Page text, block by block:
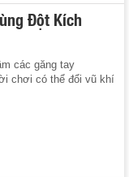
Đột Kích
các găng tay
chơi có thể đổi vũ khí